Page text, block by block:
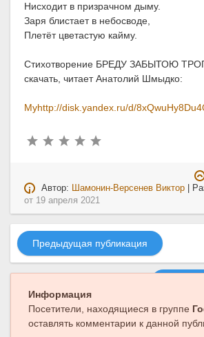
Нисходит в призрачном дыму.
Заря блистает в небосводе,
Плетёт цветастую кайму.
Стихотворение БРЕДУ ЗАБЫТОЮ
скачать, читает Анатолий Шмыдко:
Myhttp://disk.yandex.ru/d/
Автор: Шамонин-Версенев Виктор |
от 19 апреля 2021
Предыдущая публикация
Информация
Посетители, находящиеся в группе
оставлять комментарии к данной